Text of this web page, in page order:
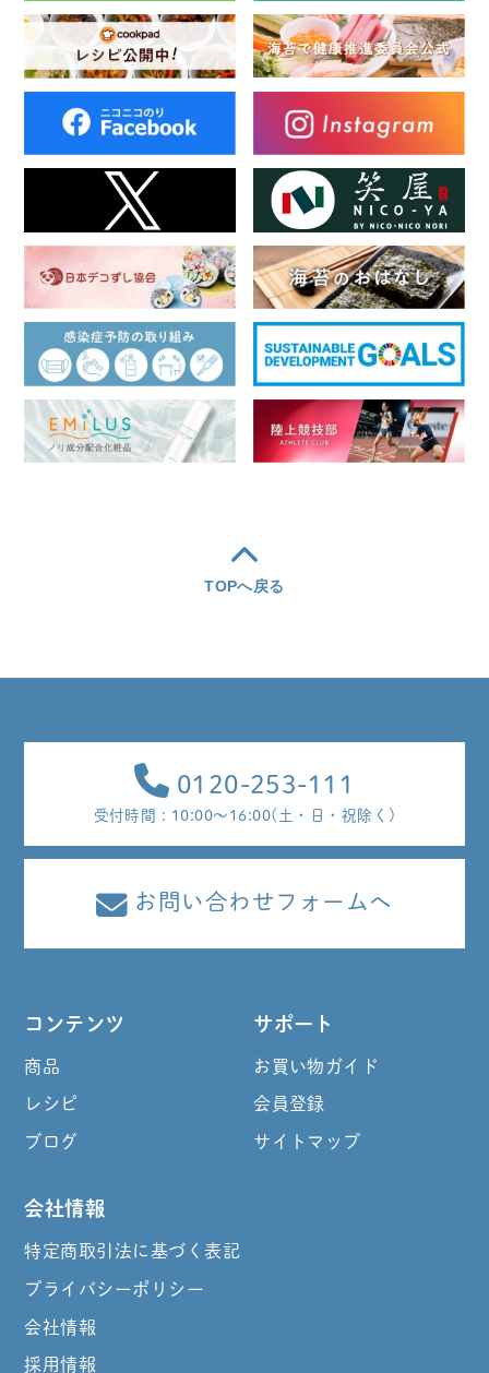
TOPへ戻る
0120-253-111
受付時間 : 10:00～16:00(土・日・祝除く)
お問い合わせフォームへ
コンテンツ
商品
レシピ
ブログ
サポート
お買い物ガイド
会員登録
サイトマップ
会社情報
特定商取引法に基づく表記
プライバシーポリシー
会社情報
採用情報